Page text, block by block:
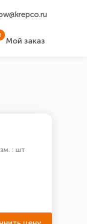
Мой заказ
: шт